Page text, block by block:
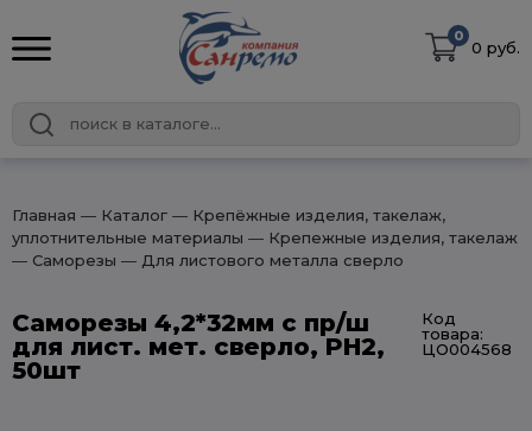
0
0 руб.
Главная ― Каталог ― Крепёжные изделия, такелаж,
уплотнительные материалы ― Крепежные изделия, такелаж
― Саморезы ― Для листового металла сверло
Саморезы 4,2*32мм с пр/ш
для лист. мет. сверло, PH2,
50шт
Код
товара:
ЦО004568